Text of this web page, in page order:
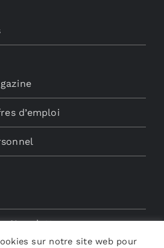
d’emploi
Newsletters
sur notre site web pour